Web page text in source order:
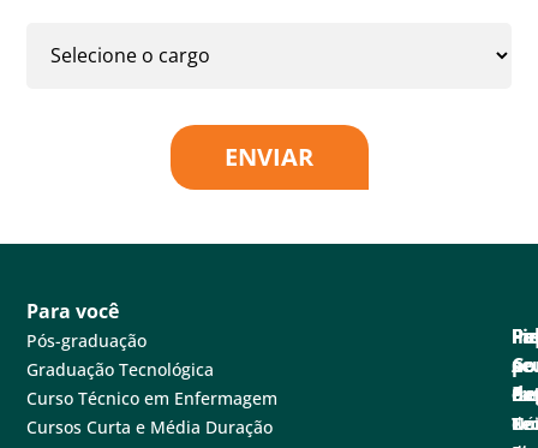
ENVIAR
Para você
Pós-graduação
Graduação Tecnológica
Curso Técnico em Enfermagem
Cursos Curta e Média Duração
e
de
A